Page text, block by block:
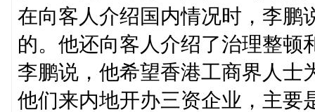
在向客人介绍国内情况时，李鹏
的。他还向客人介绍了治理整顿
李鹏说，他希望香港工商界人士
他们来内地开办三资企业，主要